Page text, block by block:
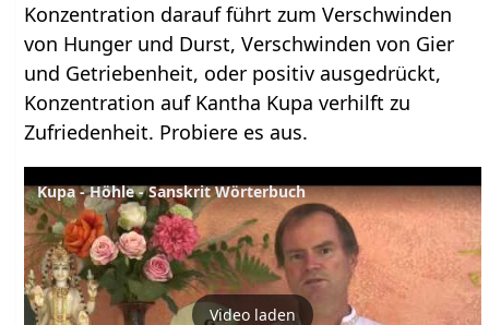
Konzentration darauf führt zum Verschwinden
von Hunger und Durst, Verschwinden von Gier
und Getriebenheit, oder positiv ausgedrückt,
Konzentration auf Kantha Kupa verhilft zu
Zufriedenheit. Probiere es aus.
Kupa - Höhle - Sanskrit Wörterbuch
Video laden